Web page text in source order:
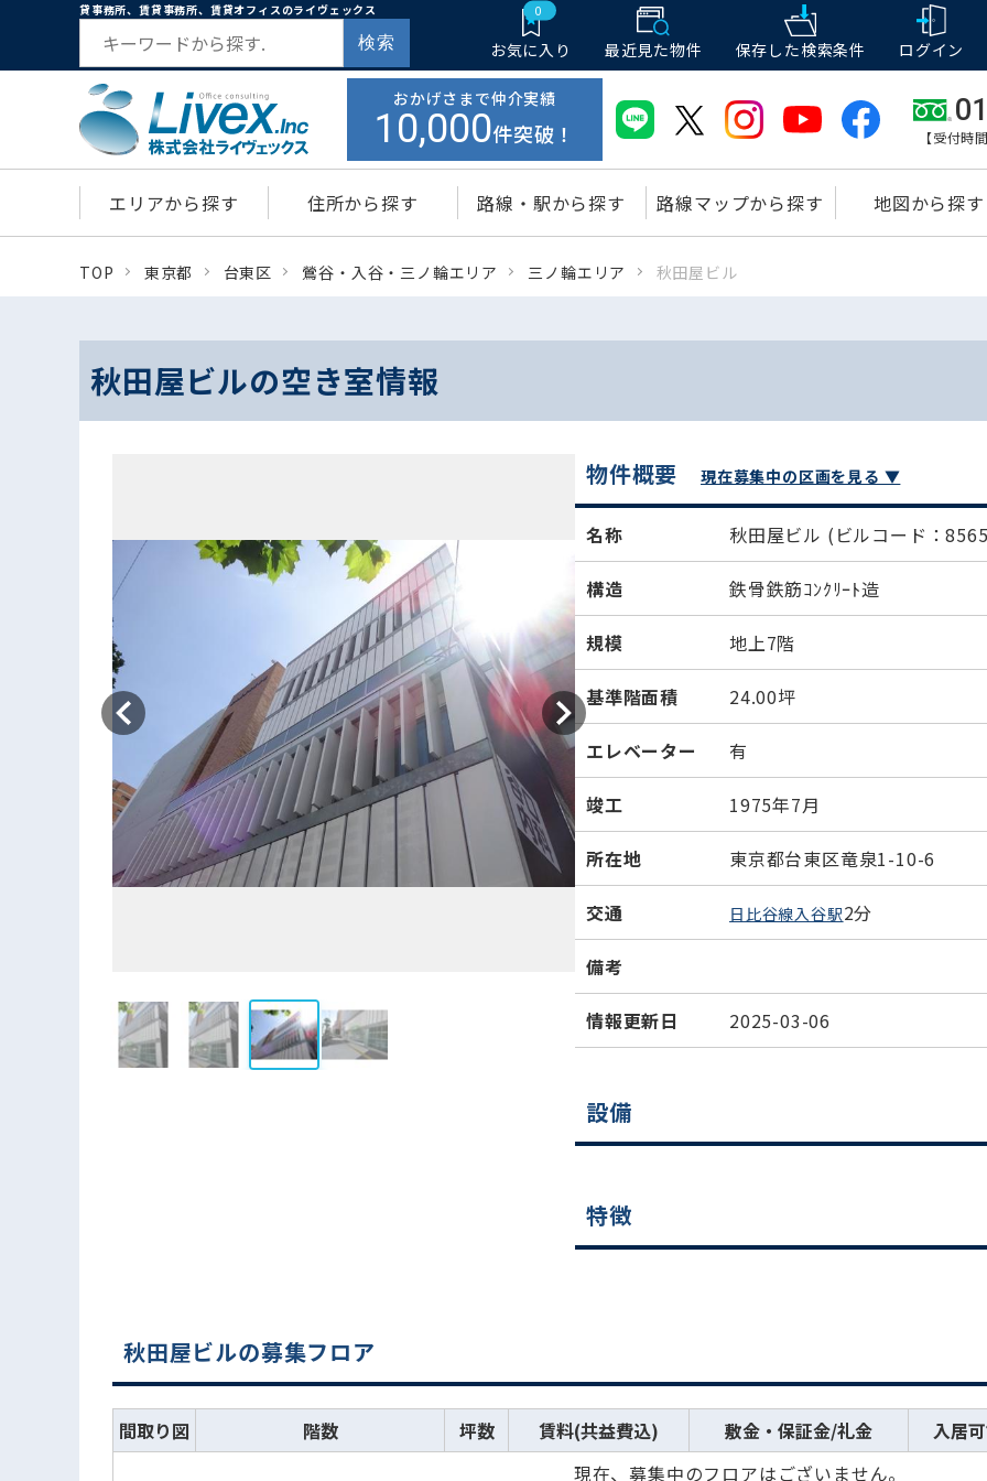
貸事務所、賃貸事務所、賃貸オフィスのライヴェックス
検索
0
お気に入り 最近見た物件 保存した検索条件 ログイン
おかげさまで仲介実績
10,000件突破！ 【受付時
エリアから探す 住所から探す 路線・駅から探す 路線マップから探す 地図から探す
TOP 東京都 台東区 鶯谷・入谷・三ノ輪エリア 三ノ輪エリア 秋田屋ビル
秋田屋ビルの空き室情報
物件概要 現在募集中の区画を見る ▼
名称 秋田屋ビル (ビルコード：
構造 鉄骨鉄筋ｺﾝｸﾘｰﾄ造
規模 地上7階
基準階面積 24.00坪
エレベーター 有
竣工 1975年7月
所在地 東京都台東区竜泉1-10-6
交通 日比谷線入谷駅2分
備考
情報更新日 2025-03-06
設備
特徴
秋田屋ビルの募集フロア
間取り図 階数 坪数 賃料(共益費込) 敷金・保証金/礼金
入居
現在、募集中のフロアはございません。